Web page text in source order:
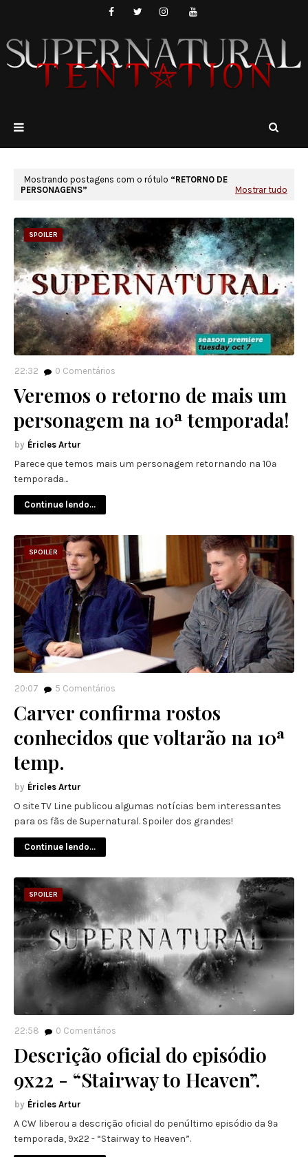
Mostrando postagens com o rótulo
RETORNO DE
PERSONAGENS
Mostrar tudo
SPOILER
22:32 0 Comentários
Veremos o retorno de mais um
personagem na 10ª temporada!
Éricles Artur
Parece que temos mais um personagem retornando na 10ª
temporada...
Continue lendo...
SPOILER
20:07 5 Comentários
Carver confirma rostos
conhecidos que voltarão na 10ª
temp.
Éricles Artur
O site TV Line publicou algumas notícias bem interessantes
para os fãs de Supernatural. Spoiler dos grandes!
Continue lendo...
SPOILER
22:58 0 Comentários
Descrição oficial do episódio
9x22 - “Stairway to Heaven”.
Éricles Artur
A CW liberou a descrição oficial do penúltimo episódio da 9ª
temporada, 9x22 - “Stairway to Heaven”.